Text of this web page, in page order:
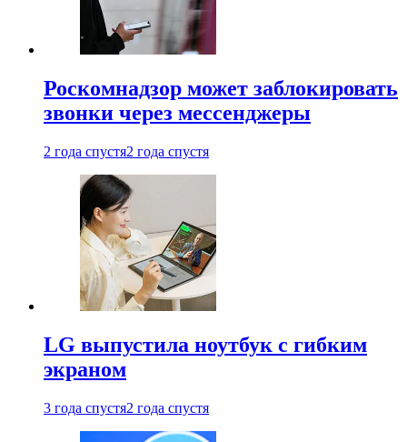
Роскомнадзор может заблокировать
звонки через мессенджеры
2 года спустя2 года спустя
LG выпустила ноутбук с гибким
экраном
3 года спустя2 года спустя